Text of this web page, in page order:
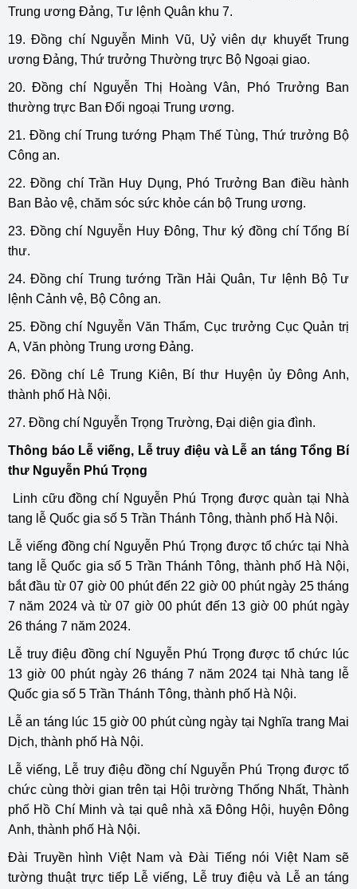
Trung ương Đảng, Tư lệnh Quân khu 7.
19. Đồng chí Nguyễn Minh Vũ, Uỷ viên dự khuyết Trung
ương Đảng, Thứ trưởng Thường trực Bộ Ngoại giao.
20. Đồng chí Nguyễn Thị Hoàng Vân, Phó Trưởng Ban
thường trực Ban Đối ngoại Trung ương.
21. Đồng chí Trung tướng Phạm Thế Tùng, Thứ trưởng Bộ
Công an.
22. Đồng chí Trần Huy Dụng, Phó Trưởng Ban điều hành
Ban Bảo vệ, chăm sóc sức khỏe cán bộ Trung ương.
23. Đồng chí Nguyễn Huy Đông, Thư ký đồng chí Tổng Bí
thư.
24. Đồng chí Trung tướng Trần Hải Quân, Tư lệnh Bộ Tư
lệnh Cảnh vệ, Bộ Công an.
25. Đồng chí Nguyễn Văn Thẩm, Cục trưởng Cục Quản trị
A, Văn phòng Trung ương Đảng.
26. Đồng chí Lê Trung Kiên, Bí thư Huyện ủy Đông Anh,
thành phố Hà Nội.
27. Đồng chí Nguyễn Trọng Trường, Đại diện gia đình.
Thông báo Lễ viếng, Lễ truy điệu và Lễ an táng Tổng Bí
thư Nguyễn Phú Trọng
Linh cữu đồng chí Nguyễn Phú Trọng được quàn tại Nhà
tang lễ Quốc gia số 5 Trần Thánh Tông, thành phố Hà Nội.
Lễ viếng đồng chí Nguyễn Phú Trọng được tổ chức tại Nhà
tang lễ Quốc gia số 5 Trần Thánh Tông, thành phố Hà Nội,
bắt đầu từ 07 giờ 00 phút đến 22 giờ 00 phút ngày 25 tháng
7 năm 2024 và từ 07 giờ 00 phút đến 13 giờ 00 phút ngày
26 tháng 7 năm 2024.
Lễ truy điệu đồng chí Nguyễn Phú Trọng được tổ chức lúc
13 giờ 00 phút ngày 26 tháng 7 năm 2024 tại Nhà tang lễ
Quốc gia số 5 Trần Thánh Tông, thành phố Hà Nội.
Lễ an táng lúc 15 giờ 00 phút cùng ngày tại Nghĩa trang Mai
Dịch, thành phố Hà Nội.
Lễ viếng, Lễ truy điệu đồng chí Nguyễn Phú Trọng được tổ
chức cùng thời gian trên tại Hội trường Thống Nhất, Thành
phố Hồ Chí Minh và tại quê nhà xã Đông Hội, huyện Đông
Anh, thành phố Hà Nội.
Đài Truyền hình Việt Nam và Đài Tiếng nói Việt Nam sẽ
tường thuật trực tiếp Lễ viếng, Lễ truy điệu và Lễ an táng